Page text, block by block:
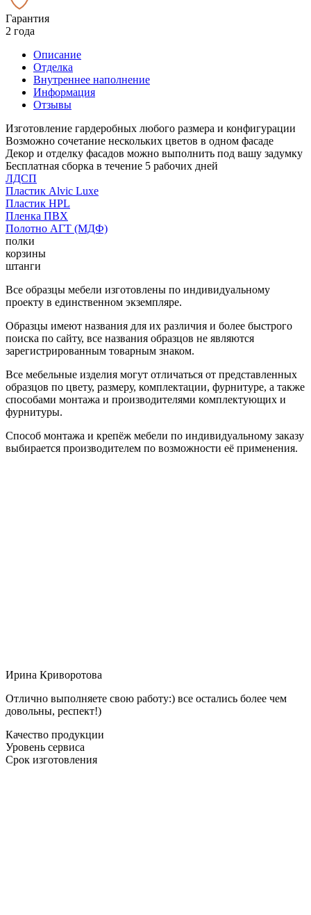
Гарантия
2 года
Описание
Отделка
Внутреннее наполнение
Информация
Отзывы
Изготовление гардеробных любого размера и конфигурации
Возможно сочетание нескольких цветов в одном фасаде
Декор и отделку фасадов можно выполнить под вашу задумку
Бесплатная сборка в течение 5 рабочих дней
ЛДСП
Пластик Alvic Luxe
Пластик HPL
Пленка ПВХ
Полотно АГТ (МДФ)
полки
корзины
штанги
Все образцы мебели изготовлены по индивидуальному
проекту в единственном экземпляре.
Образцы имеют названия для их различия и более быстрого
поиска по сайту, все названия образцов не являются
зарегистрированным товарным знаком.
Все мебельные изделия могут отличаться от представленных
образцов по цвету, размеру, комплектации, фурнитуре, а также
способами монтажа и производителями комплектующих и
фурнитуры.
Способ монтажа и крепёж мебели по индивидуальному заказу
выбирается производителем по возможности её применения.
Ирина Криворотова
Отлично выполняете свою работу:) все остались более чем
довольны, респект!)
Качество продукции
Уровень сервиса
Срок изготовления